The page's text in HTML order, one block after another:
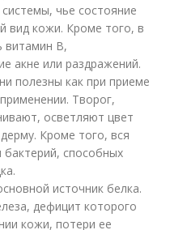
чье состояние
вид кожи. Кроме того, в
витамин В,
акне или раздражений.
полезны как при приеме
Творог,
осветляют цвет
Кроме того, вся
способных
источник белка.
дефицит которого
кожи, потери ее